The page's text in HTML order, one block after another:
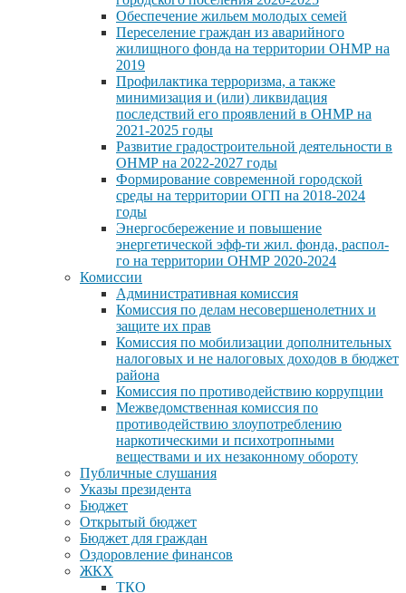
Обеспечение жильем молодых семей
Переселение граждан из аварийного
жилищного фонда на территории ОНМР на
2019
Профилактика терроризма, а также
минимизация и (или) ликвидация
последствий его проявлений в ОНМР на
2021-2025 годы
Развитие градостроительной деятельности в
ОНМР на 2022-2027 годы
Формирование современной городской
среды на территории ОГП на 2018-2024
годы
Энергосбережение и повышение
энергетической эфф-ти жил. фонда, распол-
го на территории ОНМР 2020-2024
Комиссии
Административная комиссия
Комиссия по делам несовершенолетних и
защите их прав
Комиссия по мобилизации дополнительных
налоговых и не налоговых доходов в бюджет
района
Комиссия по противодействию коррупции
Межведомственная комиссия по
противодействию злоупотреблению
наркотическими и психотропными
веществами и их незаконному обороту
Публичные слушания
Указы президента
Бюджет
Открытый бюджет
Бюджет для граждан
Оздоровление финансов
ЖКХ
ТКО